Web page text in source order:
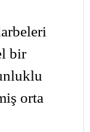
bir
orta